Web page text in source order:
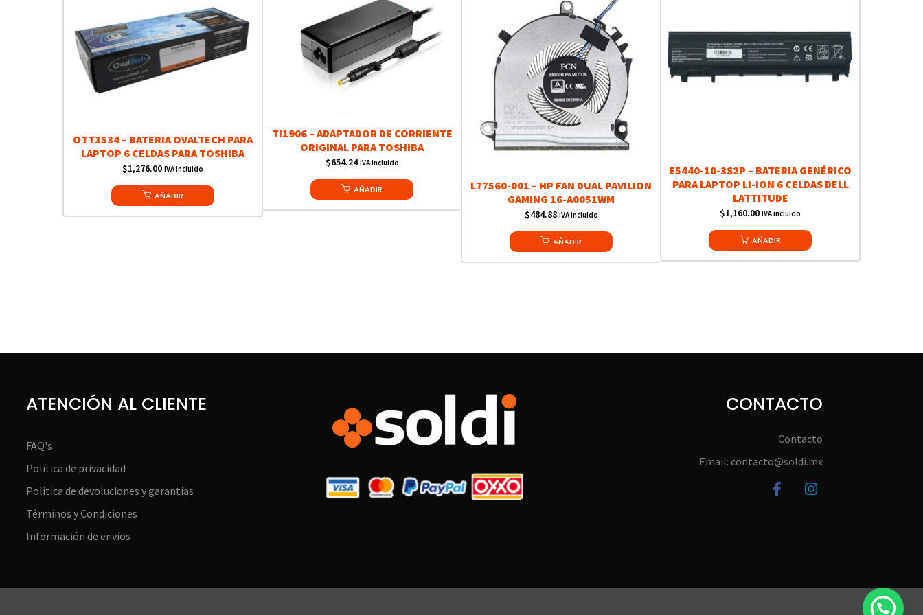
OTT3534 – BATERIA OVALTECH PARA
LAPTOP 6 CELDAS PARA TOSHIBA
$1,276.00 IVA incluido
AÑADIR
TI1906 – ADAPTADOR DE CORRIENTE
ORIGINAL PARA TOSHIBA
$654.24 IVA incluido
AÑADIR
L77560-001 – HP FAN DUAL PAVILION
GAMING 16-A0051WM
$484.88 IVA incluido
AÑADIR
E5440-10-3S2P – BATERIA GENÉRICO
PARA LAPTOP LI-ION 6 CELDAS DELL
LATTITUDE
$1,160.00 IVA incluido
AÑADIR
ATENCIÓN AL CLIENTE
FAQ's
Política de privacidad
Política de devoluciones y garantías
Términos y Condiciones
Información de envíos
CONTACTO
Contacto
Email: contacto@soldi.mx